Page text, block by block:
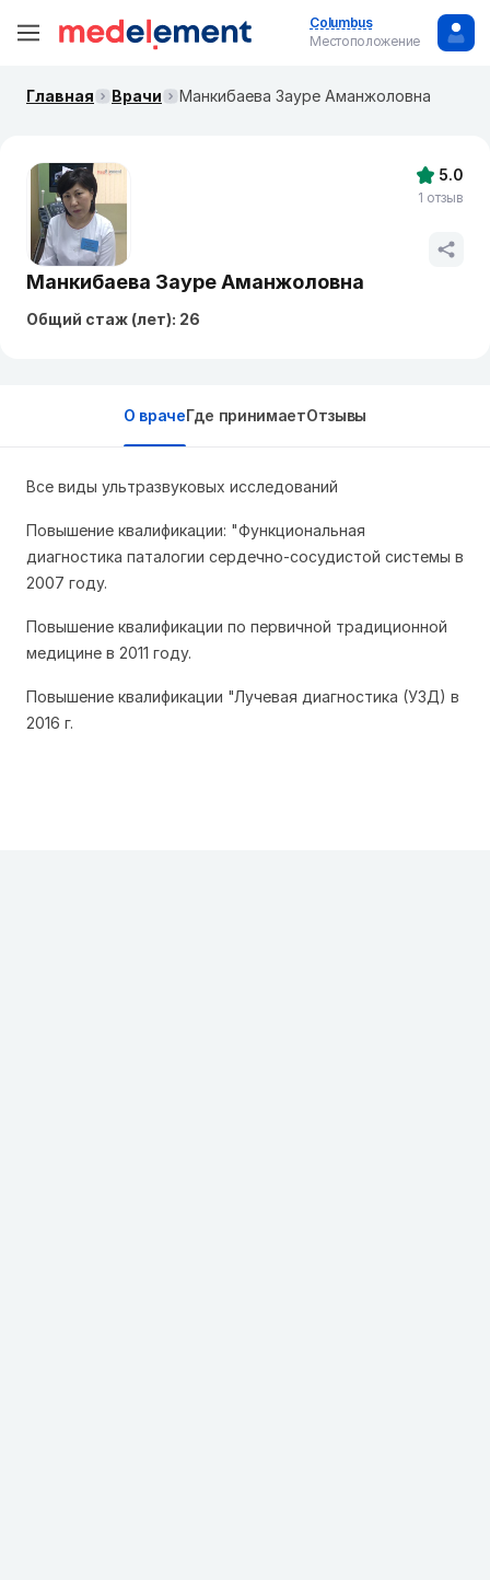
Columbus
Местоположение
Главная Врачи Манкибаева Зауре Аманжоловна
Манкибаева Зауре Аманжоловна
Общий стаж (лет): 26
5.0
1 отзыв
О врачеГде принимаетОтзывы
Все виды ультразвуковых исследований
Повышение квалификации: "Функциональная
диагностика паталогии сердечно-сосудистой системы в
2007 году.
Повышение квалификации по первичной традиционной
медицине в 2011 году.
Повышение квалификации "Лучевая диагностика (УЗД) в
2016 г.